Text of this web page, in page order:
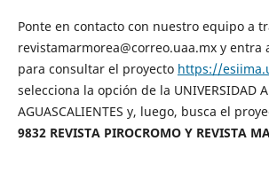
Ponte en contacto con nuestro equipo a
revistamarmorea@correo.uaa.mx y entra
para consultar el proyecto https://
selecciona la opción de la UNIVERSIDAD
AGUASCALIENTES y, luego, busca el
9832 REVISTA PIROCROMO Y REVISTA